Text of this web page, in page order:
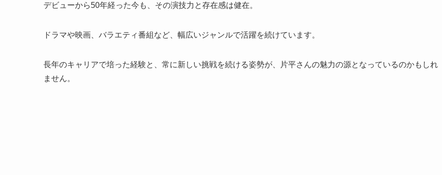
デビューから50年経った今も、その演技力と存在感は健在。
ドラマや映画、バラエティ番組など、幅広いジャンルで活躍を続けています。
長年のキャリアで培った経験と、常に新しい挑戦を続ける姿勢が、片平さんの魅力の源となっているのかもしれ
ません。